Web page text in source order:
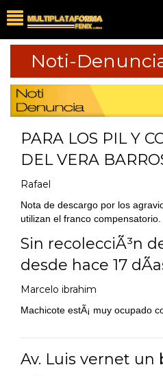
Noti-
PARA LOS PIL Y
DEL VERA
Rafael
Nota de descargo por los
utilizan el franco compensatorio.
Sin recolecciÃ³n
desde hace 17
Marcelo ibrahim
Machicote estÃ¡ muy ocupado
Av. Luis vernet un